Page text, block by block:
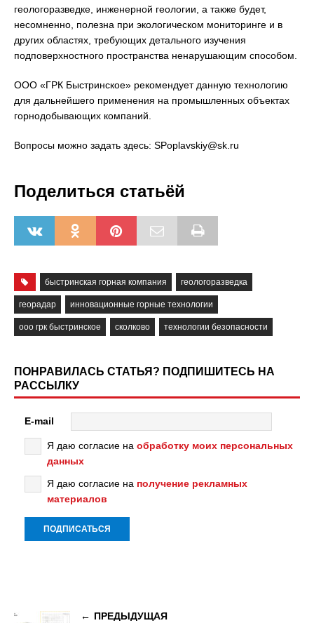
геологоразведке, инженерной геологии, а также будет,
несомненно, полезна при экологическом мониторинге и в
других областях, требующих детального изучения
подповерхностного пространства ненарушающим способом.
ООО «ГРК Быстринское» рекомендует данную технологию
для дальнейшего применения на промышленных объектах
горнодобывающих компаний.
Вопросы можно задать здесь: SPoplavskiy@sk.ru
Поделиться статьёй
быстринская горная компания геологоразведка
георадар инновационные горные технологии
ооо грк быстринское сколково технологии безопасности
ПОНРАВИЛАСЬ СТАТЬЯ? ПОДПИШИТЕСЬ НА
РАССЫЛКУ
E-mail
Я даю согласие на обработку моих персональных
данных
Я даю согласие на получение рекламных
материалов
ПРЕДЫДУЩАЯ